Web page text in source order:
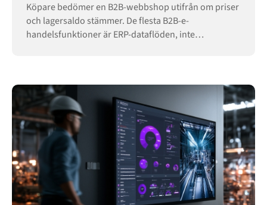
Köpare bedömer en B2B-webbshop utifrån om priser
och lagersaldo stämmer. De flesta B2B-e-
handelsfunktioner är ERP-dataflöden, inte